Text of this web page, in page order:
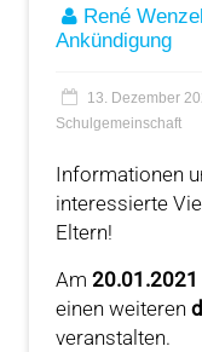
René Wenzel
Ankündigung
13. Dezember
Schulgemeinschaft
Informationen
interessierte
Eltern!
Am 20.01.2021
einen weiteren
veranstalten.